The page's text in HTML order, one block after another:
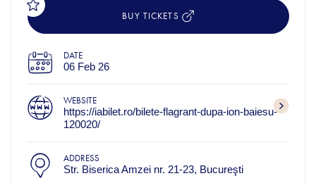
BUY TICKETS
DATE
06 Feb 26
WEBSITE
https://iabilet.ro/bilete-flagrant-dupa-ion-baiesu-
120020/
ADDRESS
Str. Biserica Amzei nr. 21-23, Bucureşti